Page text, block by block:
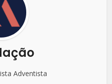
Adventista